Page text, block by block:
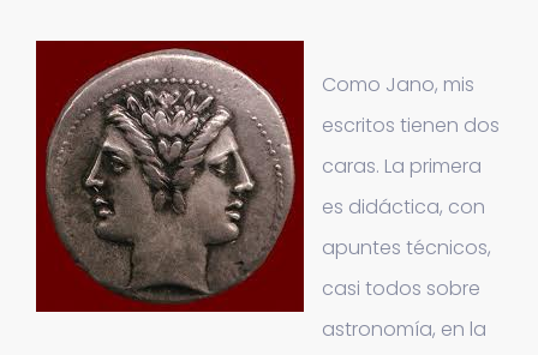
Como Jano, mis
escritos tienen dos
caras. La primera
es didáctica, con
apuntes técnicos,
casi todos sobre
astronomía, en la